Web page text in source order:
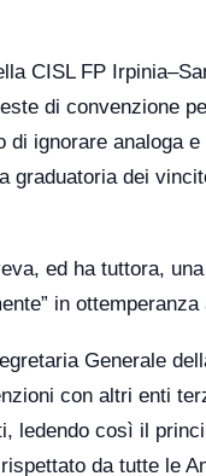
CISL FP
di convenzione
ignorare analoga
graduatoria dei
ed ha tuttora,
in
Generale
con altri enti
ledendo così il
da tutte le